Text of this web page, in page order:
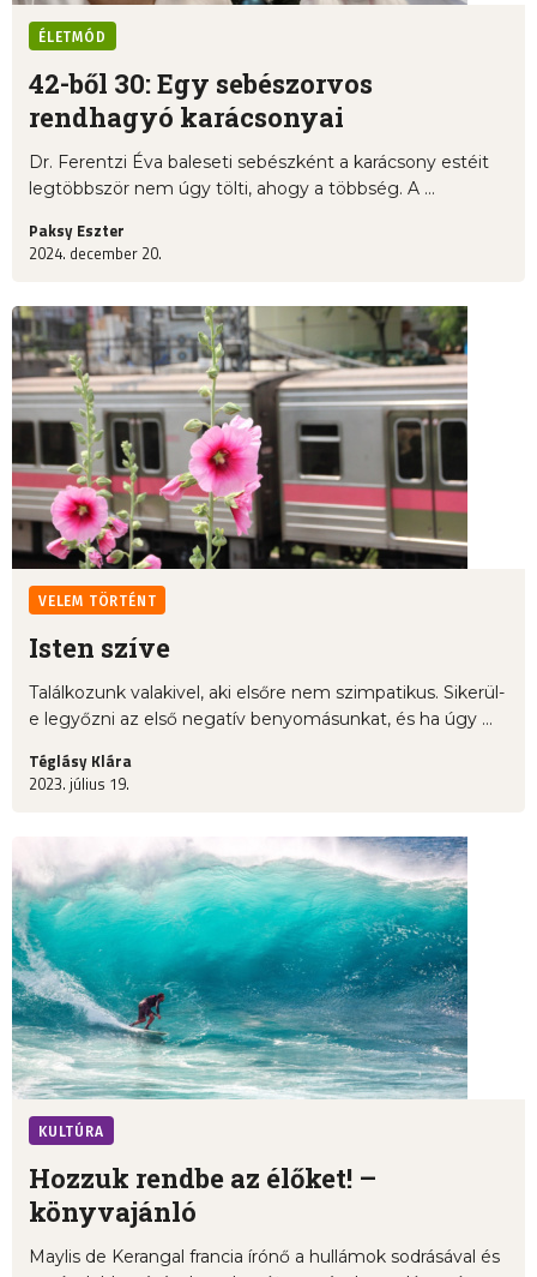
ÉLETMÓD
42-ből 30: Egy sebészorvos
rendhagyó karácsonyai
Dr. Ferentzi Éva baleseti sebészként a karácsony estéit
legtöbbször nem úgy tölti, ahogy a többség. A ...
Paksy Eszter
2024. december 20.
VELEM TÖRTÉNT
Isten szíve
Találkozunk valakivel, aki elsőre nem szimpatikus. Sikerül-
e legyőzni az első negatív benyomásunkat, és ha úgy ...
Téglásy Klára
2023. július 19.
KULTÚRA
Hozzuk rendbe az élőket! –
könyvajánló
Maylis de Kerangal francia írónő a hullámok sodrásával és